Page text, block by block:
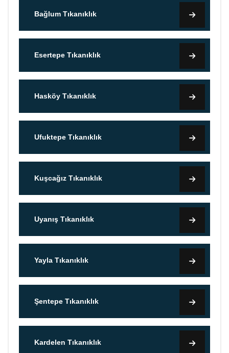
Bağlum Tıkanıklık
Esertepe Tıkanıklık
Hasköy Tıkanıklık
Ufuktepe Tıkanıklık
Kuşcağız Tıkanıklık
Uyanış Tıkanıklık
Yayla Tıkanıklık
Şentepe Tıkanıklık
Kardelen Tıkanıklık